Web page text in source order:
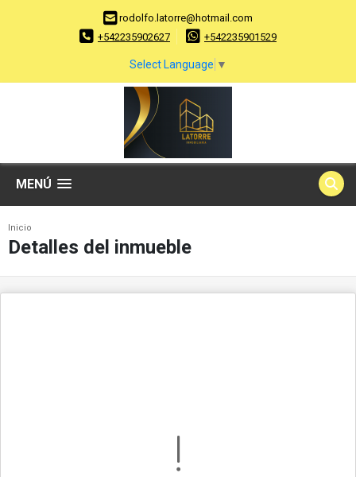
rodolfo.latorre@hotmail.com
+542235902627
+542235901529
Select Language ▼
MENÚ
Inicio
Detalles del inmueble